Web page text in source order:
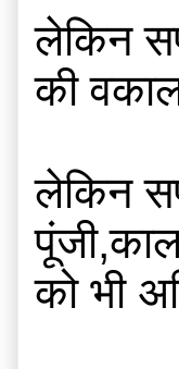
लेकिन
की
लेकिन
को भी